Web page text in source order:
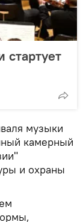
музыки
камерный
и охраны